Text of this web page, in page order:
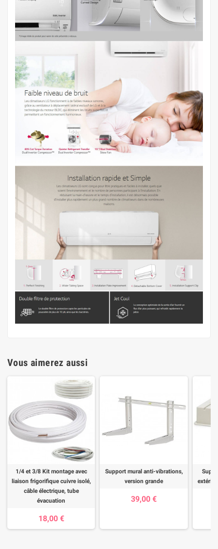
Vous aimerez aussi
1/4 et 3/8 Kit montage avec
liaison frigorifique cuivre isolé,
câble électrique, tube
évacuation
18,00 €
Support mural anti-vibrations,
version grande
39,00 €